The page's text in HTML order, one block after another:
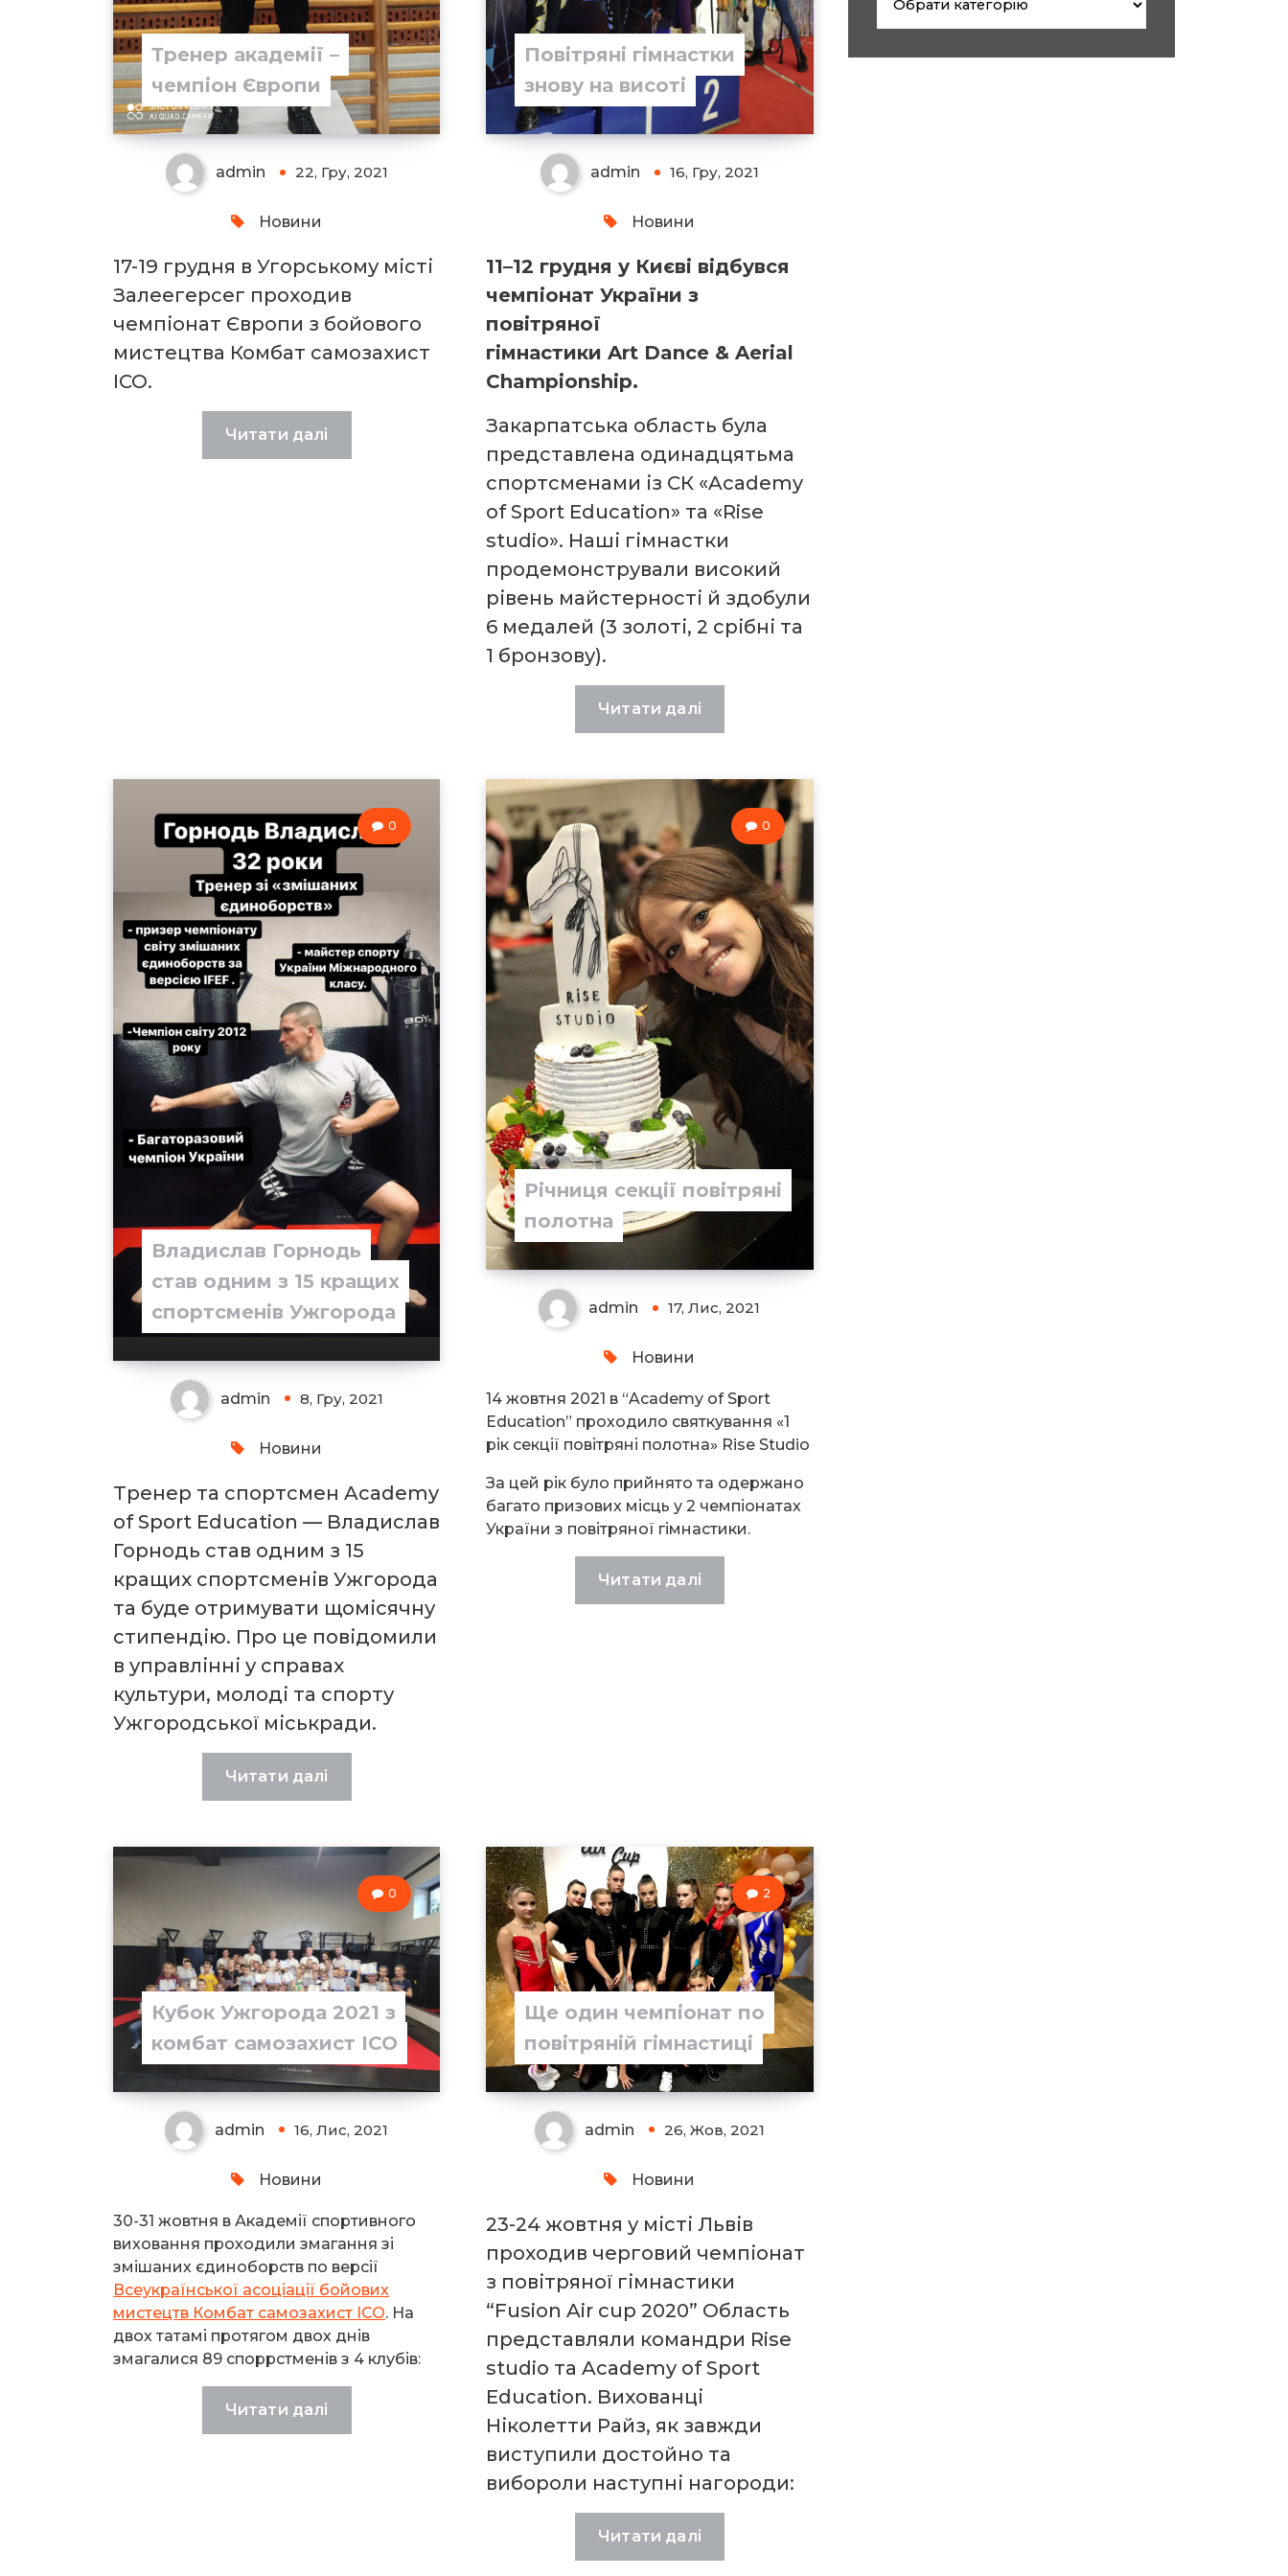
Тренер академії –
чемпіон Європи
admin 22, Гру, 2021
Новини
17-19 грудня в Угорському місті
Залеегерсег проходив
чемпіонат Європи з бойового
мистецтва Комбат самозахист
ІСО.
Читати далі
Повітряні гімнастки
знову на висоті
admin 16, Гру, 2021
Новини
11–12 грудня у Києві відбувся
чемпіонат України з
повітряної
гімнастики Art Dance & Aerial
Championship.
Закарпатська область була
представлена одинадцятьма
спортсменами із СК «Academy
of Sport Education» та «Rise
studio». Наші гімнастки
продемонстрували високий
рівень майстерності й здобули
6 медалей (3 золоті, 2 срібні та
1 бронзову).
Читати далі
Владислав Горнодь
став одним з 15 кращих
спортсменів Ужгорода
0
admin 8, Гру, 2021
Новини
Тренер та спортсмен Academy
of Sport Education — Владислав
Горнодь став одним з 15
кращих спортсменів Ужгорода
та буде отримувати щомісячну
стипендію. Про це повідомили
в управлінні у справах
культури, молоді та спорту
Ужгородської міськради.
Читати далі
Річниця секції повітряні
полотна
0
admin 17, Лис, 2021
Новини
14 жовтня 2021 в “Academy of Sport
Education” проходило святкування «1
рік секції повітряні полотна» Rise Studio
За цей рік було прийнято та одержано
багато призових місць у 2 чемпіонатах
України з повітряної гімнастики.
Читати далі
Кубок Ужгорода 2021 з
комбат самозахист ІСО
0
admin 16, Лис, 2021
Новини
30-31 жовтня в Академії спортивного
виховання проходили змагання зі
змішаних єдиноборств по версії
Всеукраїнської асоціації бойових
мистецтв Комбат самозахист ІСО. На
двох татамі протягом двох днів
змагалися 89 споррстменів з 4 клубів:
Читати далі
Ще один чемпіонат по
повітряній гімнастиці
2
admin 26, Жов, 2021
Новини
23-24 жовтня у місті Львів
проходив черговий чемпіонат
з повітряної гімнастики
“Fusion Air cup 2020” Область
представляли командри Rise
studio та Academy of Sport
Education. Вихованці
Ніколетти Райз, як завжди
виступили достойно та
вибороли наступні нагороди:
Читати далі